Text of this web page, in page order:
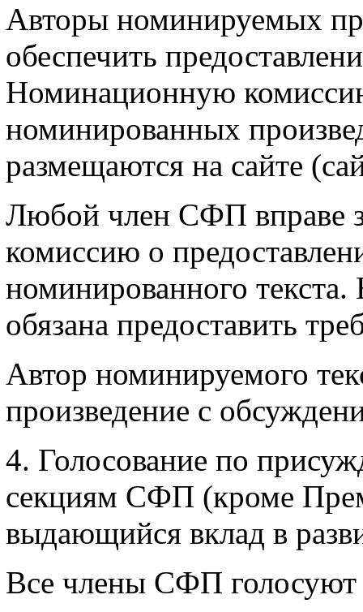
Авторы номинируемых
обеспечить
Номинационную
номинированных
размещаются на сайте
Любой член СФП вправе
комиссию о
номинированного
обязана предоставить
Автор номинируемого
произведение с
4. Голосование по
секциям СФП (кроме
выдающийся вклад в
Все члены СФП